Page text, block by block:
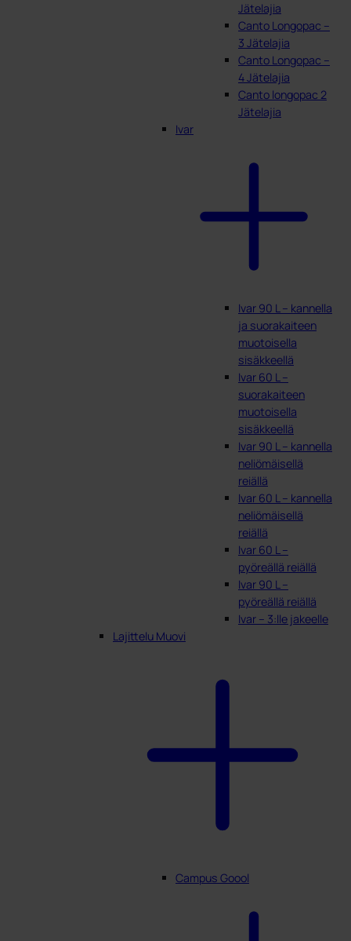
Jätelajia
Canto Longopac –
3 Jätelajia
Canto Longopac –
4 Jätelajia
Canto longopac 2
Jätelajia
Ivar
Ivar 90 L – kannella
ja suorakaiteen
muotoisella
sisäkkeellä
Ivar 60 L –
suorakaiteen
muotoisella
sisäkkeellä
Ivar 90 L – kannella
neliömäisellä
reiällä
Ivar 60 L – kannella
neliömäisellä
reiällä
Ivar 60 L –
pyöreällä reiällä
Ivar 90 L –
pyöreällä reiällä
Ivar – 3:lle jakeelle
Lajittelu Muovi
Campus Goool